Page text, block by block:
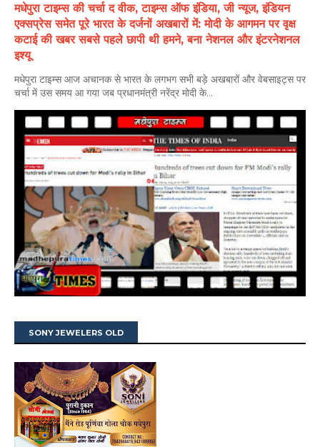
मधेपुरा टाइम्स की चर्चा द वीक, टाइम्स ऑफ इंडिया, जी न्यूज, इंडियन
एक्सप्रेस समेत पूरे भारत के दर्जनों अखबारों में: मोदी के आगमन पर वृक्ष
कटाई की खबर सबसे पहले छापी थी हमने, बना नेशनल और इंटरनेशनल
इश्यू
मधेपुरा टाइम्स आज अचानक से भारत के लगभग सभी बड़े अखबारों और वेबसाइट्स पर
चर्चा में उस समय आ गया जब प्रधानमंत्री नरेंद्र मोदी के...
SONY JEWELERS OLD